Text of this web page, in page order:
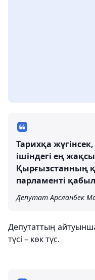
Тарихқа
ішіндегі ең
Қырғызстанның
парламенті
Депутат Арсланбек
Депутаттың
түсі – көк түс.